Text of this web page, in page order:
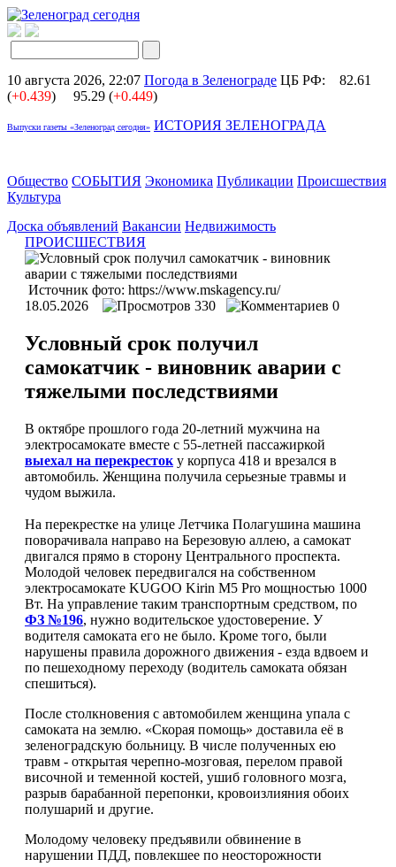
10 августа 2026, 22:07 Погода в Зеленограде ЦБ РФ:
82.61
(+0.439) 95.29 (+0.449)
Выпуски газеты «Зеленоград сегодня» ИСТОРИЯ ЗЕЛЕНОГРАДА
Общество СОБЫТИЯ Экономика Публикации Происшествия
Культура
Доска объявлений Вакансии Недвижимость
ПРОИСШЕСТВИЯ
Источник фото: https://www.mskagency.ru/
18.05.2026
330 0
Условный срок получил
самокатчик - виновник аварии с
тяжелыми последствиями
В октябре прошлого года 20-летний мужчина на
электросамокате вместе с 55-летней пассажиркой
выехал на перекресток у корпуса 418 и врезался в
автомобиль. Женщина получила серьезные травмы и
чудом выжила.
На перекрестке на улице Летчика Полагушина машина
поворачивала направо на Березовую аллею, а самокат
двигался прямо в сторону Центрального проспекта.
Молодой человек передвигался на собственном
электросамокате KUGOO Kirin M5 Pro мощностью 1000
Вт. На управление таким транспортным средством, по
ФЗ №196, нужно водительское удостоверение. У
водителя самоката его не было. Кроме того, были
нарушены правила дорожного движения - езда вдвоем и
по пешеходному переходу (водитель самоката обязан
спешиться).
После столкновения с автомобилем женщина упала с
самоката на землю. «Скорая помощь» доставила её в
зеленоградскую больницу. В числе полученных ею
травм - открытая черепно-мозговая, перелом правой
височной и теменной костей, ушиб головного мозга,
разрыв барабанной перепонки, кровоизлияния обоих
полушарий и другие.
Молодому человеку предъявили обвинение в
нарушении ПДД, повлекшее по неосторожности